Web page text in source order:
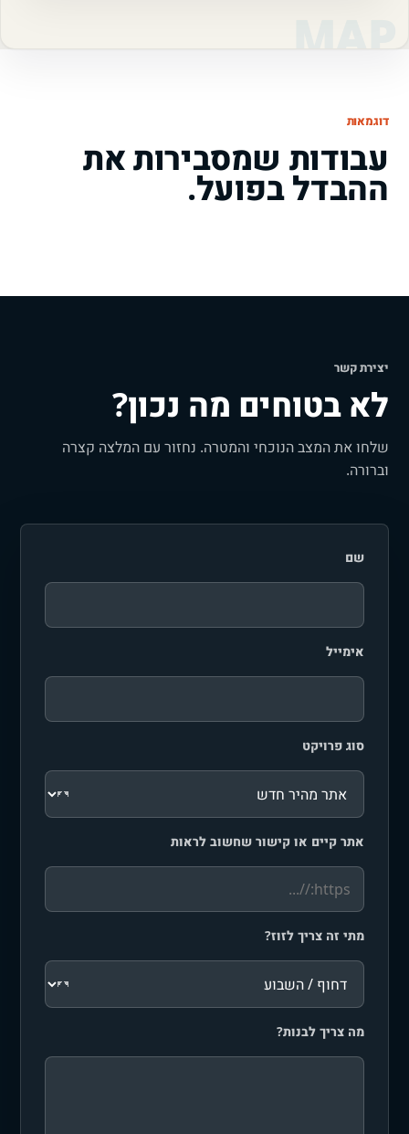
דוגמאות
עבודות שמסבירות את
ההבדל בפועל.
יצירת קשר
לא בטוחים מה נכון?
שלחו את המצב הנוכחי והמטרה. נחזור עם המלצה קצרה
וברורה.
שם
אימייל
סוג פרויקט
אתר קיים או קישור שחשוב לראות
מתי זה צריך לזוז?
מה צריך לבנות?